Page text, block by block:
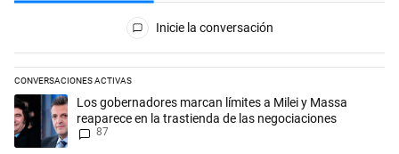
Todos los comentarios
Inicie la conversación
CONVERSACIONES ACTIVAS
Este listado muestra los artículos con más comentarios en los
Un artículo de tendencia con el título "Los gobernadores marcan
Los gobernadores marcan límites a Milei y Massa
reaparece en la trastienda de las negociaciones
87